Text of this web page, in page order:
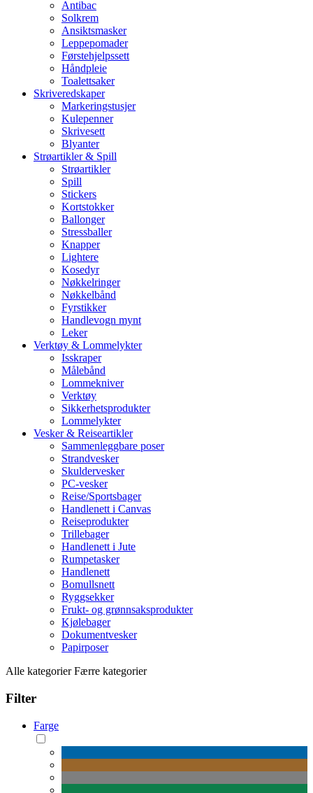
Antibac
Solkrem
Ansiktsmasker
Leppepomader
Førstehjelpssett
Håndpleie
Toalettsaker
Skriveredskaper
Markeringstusjer
Kulepenner
Skrivesett
Blyanter
Strøartikler & Spill
Strøartikler
Spill
Stickers
Kortstokker
Ballonger
Stressballer
Knapper
Lightere
Kosedyr
Nøkkelringer
Nøkkelbånd
Fyrstikker
Handlevogn mynt
Leker
Verktøy & Lommelykter
Isskraper
Målebånd
Lommekniver
Verktøy
Sikkerhetsprodukter
Lommelykter
Vesker & Reiseartikler
Sammenleggbare poser
Strandvesker
Skuldervesker
PC-vesker
Reise/Sportsbager
Handlenett i Canvas
Reiseprodukter
Trillebager
Handlenett i Jute
Rumpetasker
Handlenett
Bomullsnett
Ryggsekker
Frukt- og grønnsaksprodukter
Kjølebager
Dokumentvesker
Papirposer
Alle kategorier Færre kategorier
Filter
Farge